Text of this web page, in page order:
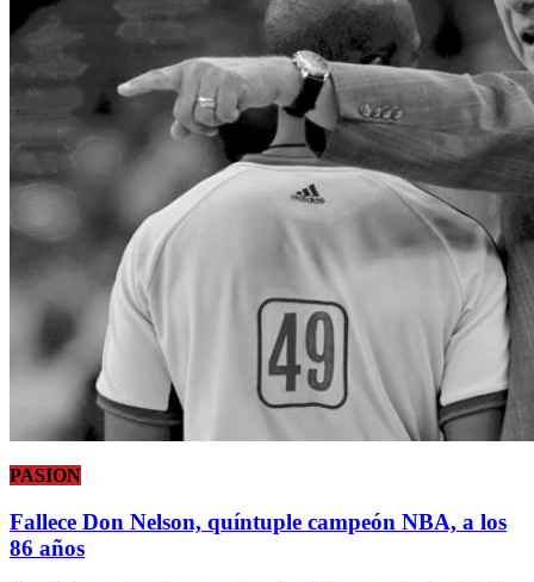
PASION
Fallece Don Nelson, quíntuple campeón NBA, a los
86 años